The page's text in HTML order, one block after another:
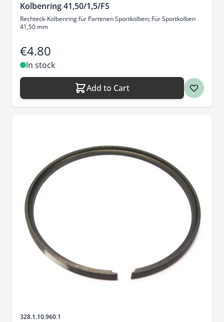
Kolbenring 41,50/1,5/FS
Rechteck-Kolbenring für Partenen Sportkolben; Für Sportkolben
41,50 mm
€4.80
In stock
Add to Cart
Sku
328.1.10.960.1